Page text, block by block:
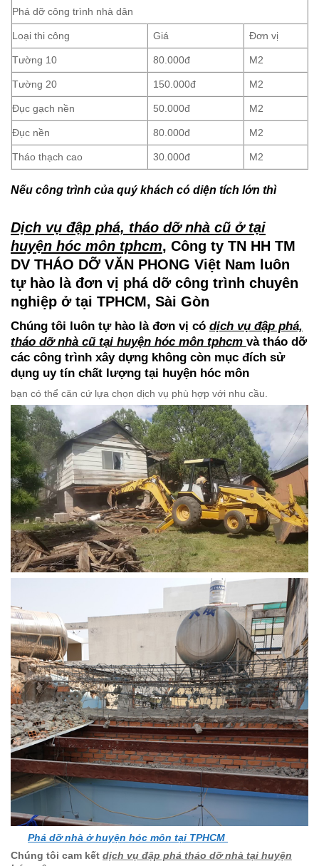
Phá dỡ công trình nhà dân
Loại thi công Giá Đơn vị
Tường 10 80.000đ M2
Tường 20 150.000đ M2
Đục gạch nền 50.000đ M2
Đục nền 80.000đ M2
Tháo thạch cao 30.000đ M2
Nếu công trình của quý khách có diện tích lớn thì
Dịch vụ đập phá, tháo dỡ nhà cũ ở tại
huyện hóc môn tphcm, Công ty TN HH TM
DV THÁO DỠ VĂN PHONG Việt Nam luôn
tự hào là đơn vị phá dỡ công trình chuyên
nghiệp ở tại TPHCM, Sài Gòn
Chúng tôi luôn tự hào là đơn vị có dịch vụ đập phá,
tháo dỡ nhà cũ tại huyện hóc môn tphcm và tháo dỡ
các công trình xây dựng không còn mục đích sử
dụng uy tín chất lượng tại huyện hóc môn
bạn có thể căn cứ lựa chọn dịch vụ phù hợp với nhu cầu.
Phá dỡ nhà ở huyện hóc môn tại TPHCM
Chúng tôi cam kết dịch vụ đập phá tháo dỡ nhà tại huyện